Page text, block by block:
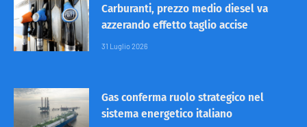
Carburanti, prezzo medio diesel va
azzerando effetto taglio accise
31 Luglio 2026
Gas conferma ruolo strategico nel
sistema energetico italiano